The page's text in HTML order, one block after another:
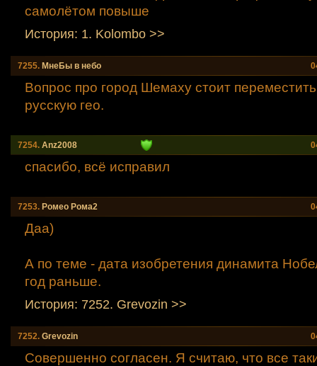
самолётом повыше
История: 1. Kolombo >>
7255. МнеБы в небо
Вопрос про город Шемаху стоит
русскую гео.
7254. Anz2008
спасибо, всё исправил
7253. Ромео Рома2
Даа)
А по теме - дата изобретения динамита
год раньше.
История: 7252. Grevozin >>
7252. Grevozin
Совершенно согласен. Я считаю, что все